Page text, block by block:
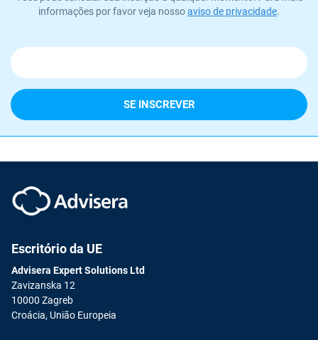
informações por favor veja nossoaviso de privacidade.
Escritório da UE
Advisera Expert Solutions Ltd
Zavizanska 12
10000 Zagreb
Croácia, União Europeia